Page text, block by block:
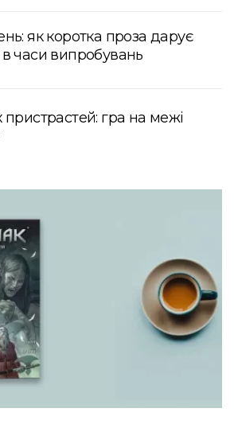
як коротка проза дарує
часи випробувань
гра на межі